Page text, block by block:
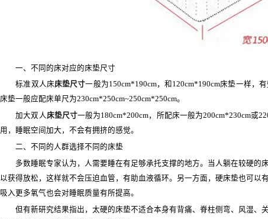
一、不同的床对应的床垫尺寸
标准双人床床垫尺寸一般为150cm*190cm，和120cm*190cm床垫一样，
床垫一般应配床单尺为230cm*250cm~250cm*250cm。
加大双人床垫尺寸一般为180cm*200cm，所配床一般为200cm*230cm或
用，睡眠空间加大，不会有拥挤的感觉。
二、不同的人群选择不同的床垫
多数睡眠专家认为，人需要睡在有足够承托支撑的地方。当人躺在较硬的
以获得放松，这样就不会压迫血管，有助血液循环。另一方面，硬床垫也可以
吸入更多氧气也会对睡眠质量有所提高。
但有新研究结果指出，太硬的床垫不适合本身有背痛、脊柱侧弯、风湿、